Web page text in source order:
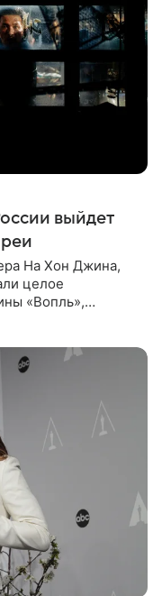
выйдет
На Хон Джина,
целое
«Вопль»,